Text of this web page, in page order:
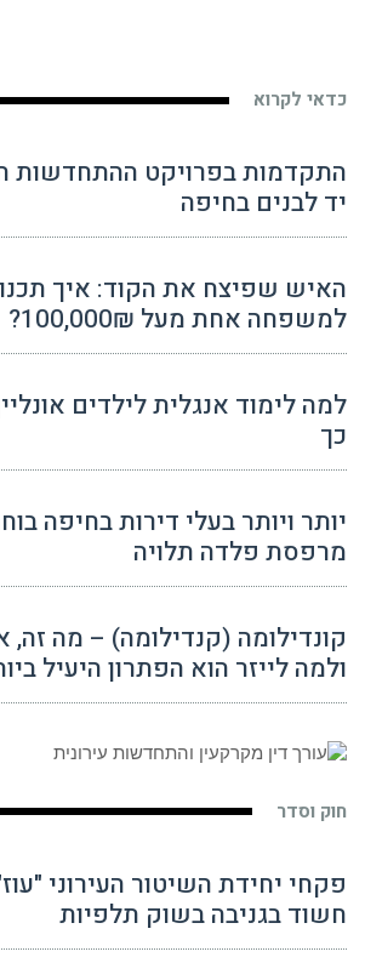
כדאי לקרוא
התקדמות בפרויקט ההתחדשות
יד לבנים בחיפה
האיש שפיצח את הקוד: איך
למשפחה אחת מעל 100,000₪?
למה לימוד אנגלית לילדים
כך
יותר ויותר בעלי דירות בחיפה
מרפסת פלדה תלויה
קונדילומה (קנדילומה) – מה
ולמה לייזר הוא הפתרון היעיל
חוק וסדר
פקחי יחידת השיטור העירוני
חשוד בגניבה בשוק תלפיות